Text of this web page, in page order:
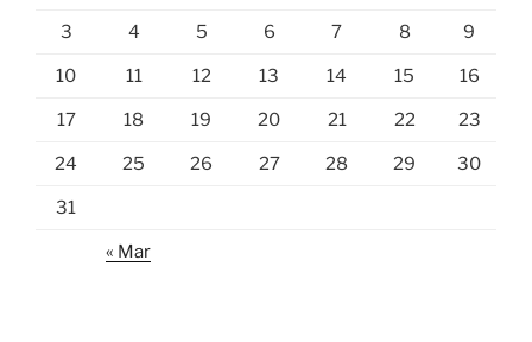
3 4 5 6 7 8 9
10 11 12 13 14 15 16
17 18 19 20 21 22 23
24 25 26 27 28 29 30
31
« Mar